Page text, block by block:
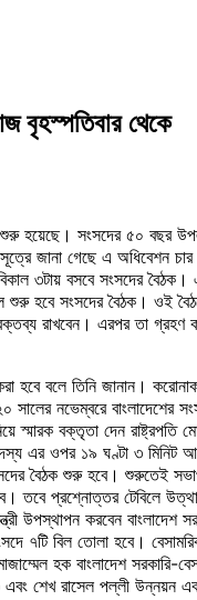
বৃহস্পতিবার থেকে
হয়েছে। সংসদের ৫০ বছর
জানা গেছে এ অধিবেশন
৩টায় বসবে সংসদের
শুরু হবে সংসদের বৈঠক। ওই
রাখবেন। এরপর তা
বলে তিনি জানান।
নভেম্বরে বাংলাদেশের
বক্তৃতা দেন রাষ্ট্রপতি
এর ওপর ১৯ ঘণ্টা ৩ মিনিট
বৈঠক শুরু হবে। শুরুতেই
তবে প্রশ্নোত্তর টেবিলে
করবেন বাংলাদেশ
৭টি বিল তোলা হবে।
হক বাংলাদেশ সরকারি-
শেখ রাসেল পল্লী উন্নয়ন